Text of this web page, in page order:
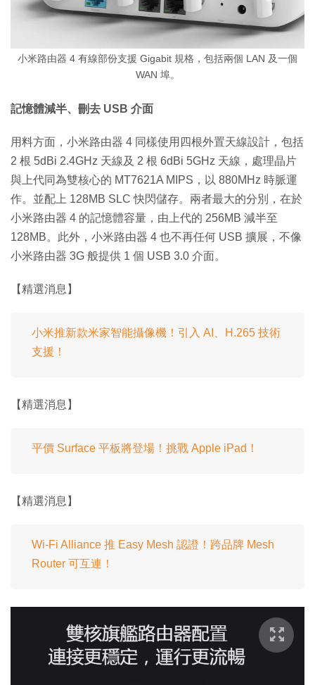
小米路由器 4 有線部份支援 Gigabit 規格，包括兩個 LAN 及一個
WAN 埠。
記憶體減半、刪去 USB 介面
用料方面，小米路由器 4 同樣使用四根外置天線設計，包括
2 根 5dBi 2.4GHz 天線及 2 根 6dBi 5GHz 天線，處理晶片
與上代同為雙核心的 MT7621A MIPS，以 880MHz 時脈運
作。並配上 128MB SLC 快閃儲存。兩者最大的分別，在於
小米路由器 4 的記憶體容量，由上代的 256MB 減半至
128MB。此外，小米路由器 4 也不再任何 USB 擴展，不像
小米路由器 3G 般提供 1 個 USB 3.0 介面。
【精選消息】
小米推新款米家智能攝像機！引入 AI、H.265 技術
支援！
【精選消息】
平價 Surface 平板將登場！挑戰 Apple iPad！
【精選消息】
Wi-Fi Alliance 推 Easy Mesh 認證！跨品牌 Mesh
Router 可互連！